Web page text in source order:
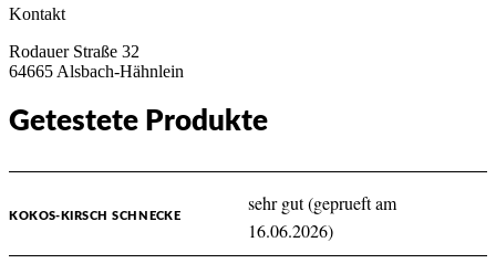
Kontakt
Rodauer Straße 32
64665 Alsbach-Hähnlein
Getestete Produkte
KOKOS-KIRSCH SCHNECKE
sehr gut (geprueft am
16.06.2026)